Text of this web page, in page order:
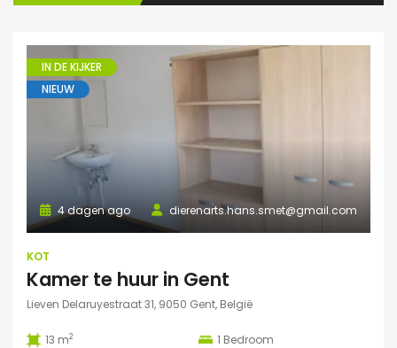
IN DE KIJKER
NIEUW
dierenarts.hans.smet@gmail.com
4 dagen ago
KOT
Kamer te huur in Gent
Lieven Delaruyestraat 31, 9050 Gent, België
13 m2 1 Bedroom